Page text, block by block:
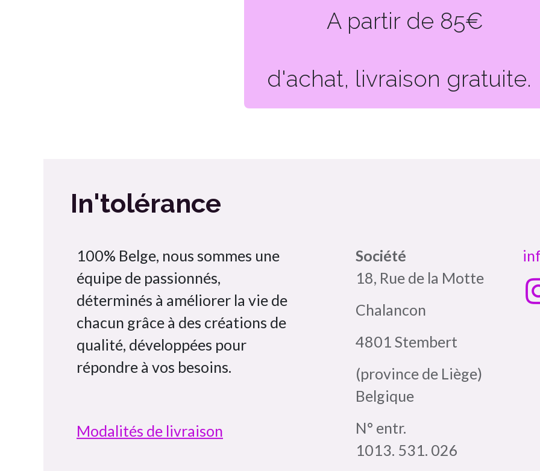
A partir de 85€
d'achat, livraison
In'tolérance
100% Belge, nous sommes une
équipe de passionnés,
déterminés à améliorer la vie de
chacun grâce à des créations de
qualité, développées pour
répondre à vos besoins.
Modalités de livraison
Société
18, Rue de la Motte
Chalancon
4801 Stembert
(province de Liège)
Belgique
N° entr.
1013. 531. 026